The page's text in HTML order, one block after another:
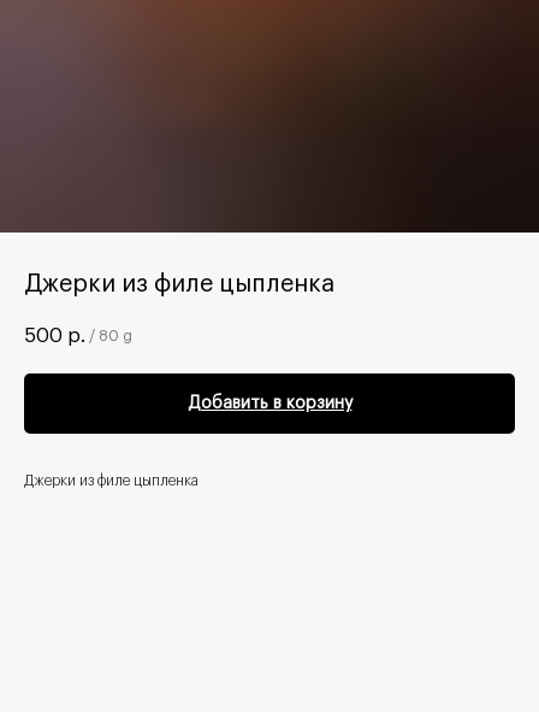
Джерки из филе цыпленка
500 р. / 80 g
Добавить в корзину
Джерки из филе цыпленка